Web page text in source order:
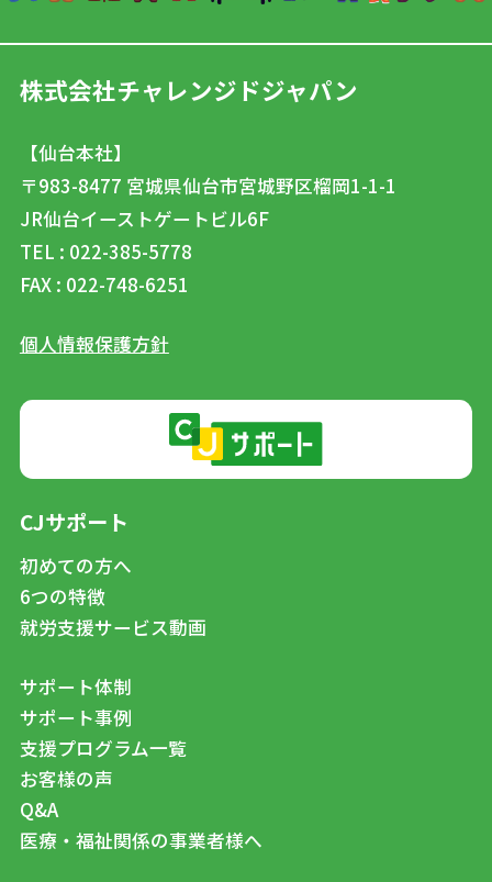
株式会社チャレンジドジャパン
【仙台本社】
〒983-8477 宮城県仙台市宮城野区榴岡1-1-1
JR仙台イーストゲートビル6F
TEL : 022-385-5778
FAX : 022-748-6251
個人情報保護方針
CJサポート
初めての方へ
6つの特徴
就労支援サービス動画
サポート体制
サポート事例
支援プログラム一覧
お客様の声
Q&A
医療・福祉関係の事業者様へ